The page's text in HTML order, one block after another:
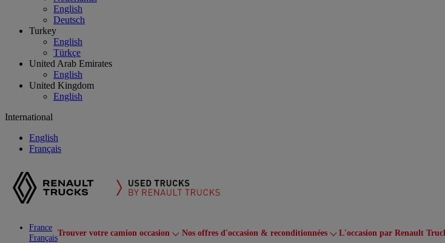
English
Deutsch
Turkey
English
Türkçe
United Arab Emirates
English
United Kingdom
English
International
English
Français
France
Français
Trouver votre camion occasion Toggle submenu
Nos offres d'occasion & reconditionnées Toggle submenu
L'occasion par Renault